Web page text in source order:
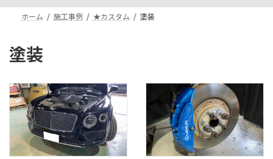
ホーム 施工事例 ★カスタム 塗装
塗装